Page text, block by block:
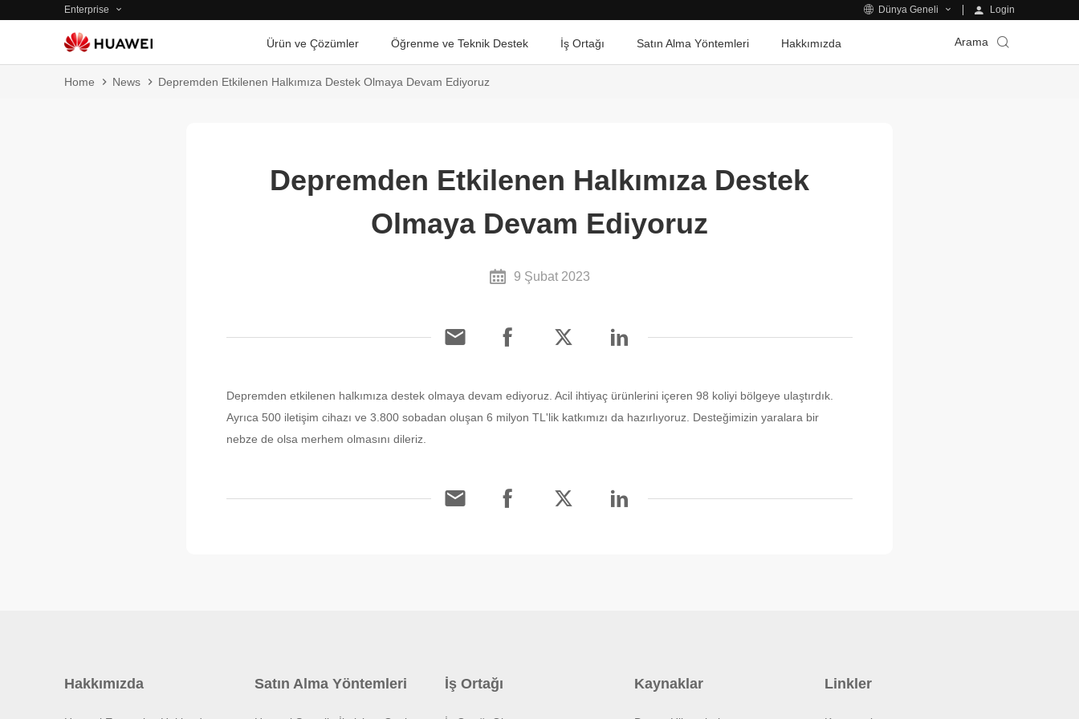
Enterprise Dünya Geneli Login
Ürün ve Çözümler Öğrenme ve Teknik Destek İş Ortağı Satın Alma Yöntemleri Hakkımızda Arama
Home News Depremden Etkilenen Halkımıza Destek Olmaya Devam Ediyoruz
Depremden Etkilenen Halkımıza Destek
Olmaya Devam Ediyoruz
9 Şubat 2023
Depremden etkilenen halkımıza destek olmaya devam ediyoruz. Acil ihtiyaç ürünlerini içeren 98 koliyi bölgeye ulaştırdık.
Ayrıca 500 iletişim cihazı ve 3.800 sobadan oluşan 6 milyon TL'lik katkımızı da hazırlıyoruz. Desteğimizin yaralara bir
nebze de olsa merhem olmasını dileriz.
Hakkımızda Satın Alma Yöntemleri İş Ortağı Kaynaklar Linkler